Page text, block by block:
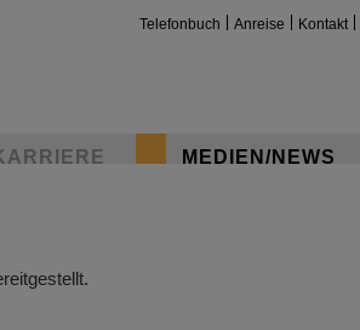
Telefonbuch Anreise Kontakt
MEDIEN/NEWS